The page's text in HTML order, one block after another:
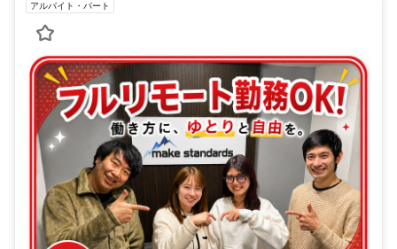
アルバイト・パート